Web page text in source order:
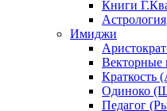
Книги
Астрология
Имиджи
Векторные
Краткость
Одиноко
Педагог